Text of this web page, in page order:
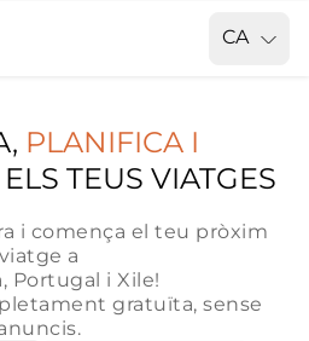
CA
PLANIFICA I
ELS TEUS VIATGES
i comença el teu pròxim
viatge a
Portugal i Xile!
gratuïta, sense